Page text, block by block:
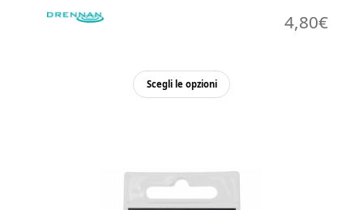
4,80€
Scegli le opzioni
Questo